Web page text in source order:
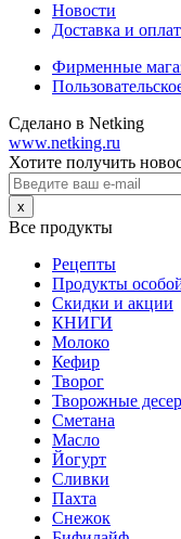
Новости
Доставка и
Фирменные
Сделано в Netking
www.netking.ru
Хотите получить
x
Все продукты
Рецепты
Продукты
Скидки и акции
КНИГИ
Молоко
Кефир
Творог
Творожные
Сметана
Масло
Йогурт
Сливки
Пахта
Снежок